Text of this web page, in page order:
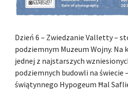
Dzień 6 – Zwiedzanie Valletty –
podziemnym Muzeum Wojny. Na
jednej z najstarszych
podziemnych budowli na świecie
świątynnego Hypogeum Ħal